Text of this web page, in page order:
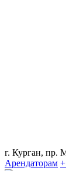
г. Курган, пр.
Арендаторам